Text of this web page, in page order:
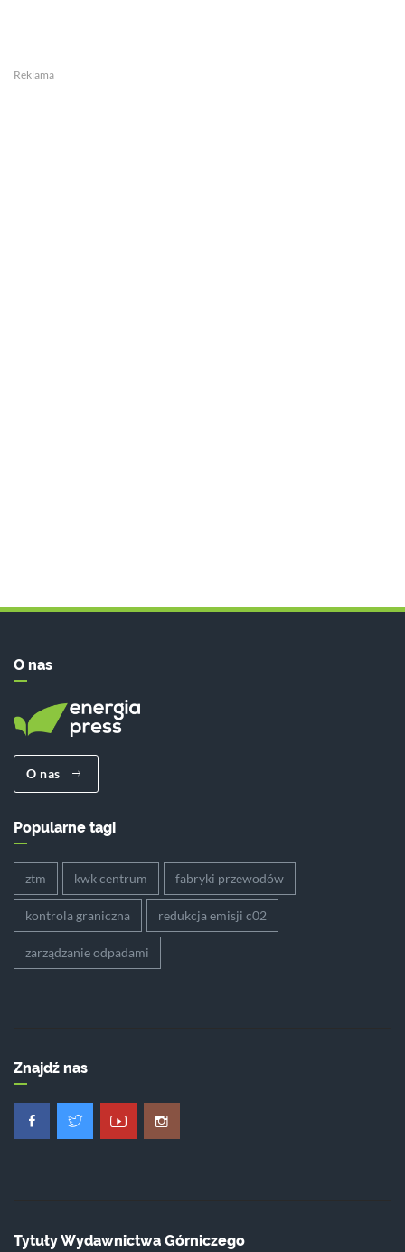
Reklama
O nas
O nas
Popularne tagi
ztm kwk centrum fabryki przewodów
kontrola graniczna redukcja emisji c02
zarządzanie odpadami
Znajdź nas
Tytuły Wydawnictwa Górniczego